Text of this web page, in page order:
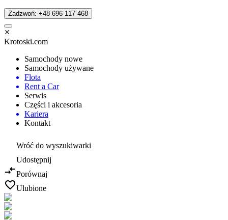
Zadzwoń: +48 696 117 468
Krotoski.com
Samochody nowe
Samochody używane
Flota
Rent a Car
Serwis
Części i akcesoria
Kariera
Kontakt
Wróć do wyszukiwarki
Udostępnij
Porównaj
Ulubione